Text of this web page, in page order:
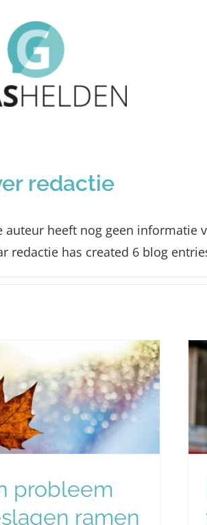
redactie
auteur heeft nog geen informatie
redactie has created 6 blog
probleem
ramen
waarde van glas
huizen en
Nieuws